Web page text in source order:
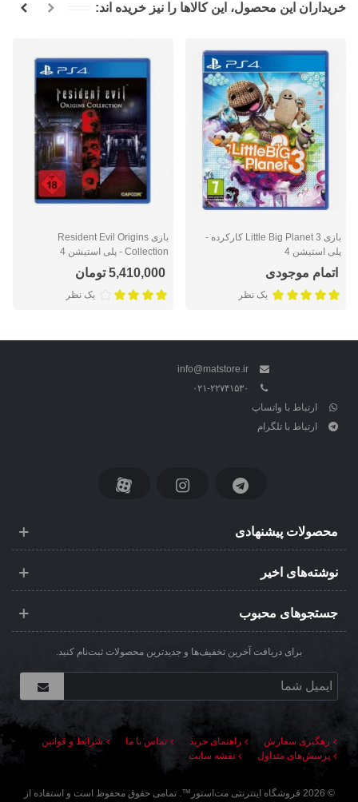
خریداران این محصول، این کالاها را نیز خریده اند:
بازی Little Big Planet 3 کارکرده -
پلی استیشن 4
اتمام موجودی
یک نظر
بازی Resident Evil Origins
Collection - پلی استیشن 4
5,410,000 تومان
یک نظر
info@matstore.ir
۰۲۱-۲۲۷۴۱۵۳۰
ارتباط با واتساپ
ارتباط با تلگرام
محصولات پیشنهادی
نوشته‌های اخیر
جستجوهای محبوب
برای دریافت آخرین تخفیف‌ها و جدیدترین محصولات ثبت‌نام کنید.
رهگیری سفارش راهنمای خرید تماس با ما
شرایط و قوانین
پرسش‌های متداول
نقشه سایت
©
2026 فروشگاه اینترنتی مت‌استور ™. تمامی حقوق محفوظ است و استفاده از